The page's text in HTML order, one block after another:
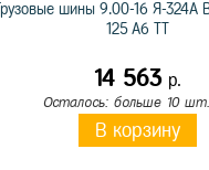
Грузовые шины 9.00-16 Я-324А
125 A6 TT
14 563р.
Осталось: больше 10 шт.
В корзину